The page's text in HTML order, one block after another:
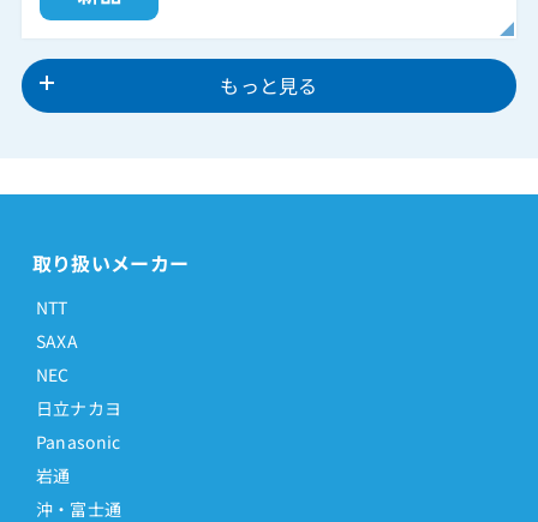
もっと見る
取り扱いメーカー
NTT
SAXA
NEC
日立ナカヨ
Panasonic
岩通
沖・富士通